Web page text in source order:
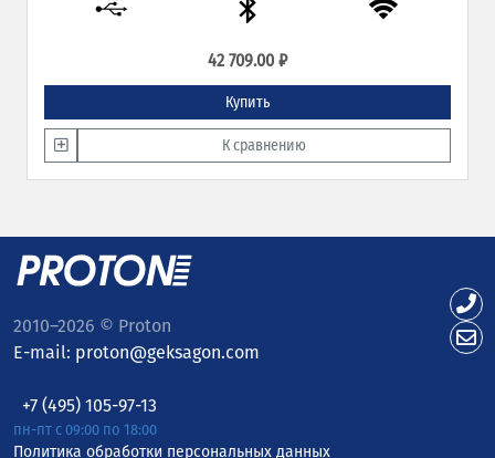
42 709.00 ₽
Купить
К сравнению
2010–2026 © Proton
E-mail: proton@geksagon.com
+7 (495) 105-97-13
пн-пт с 09:00 по 18:00
Политика обработки персональных данных